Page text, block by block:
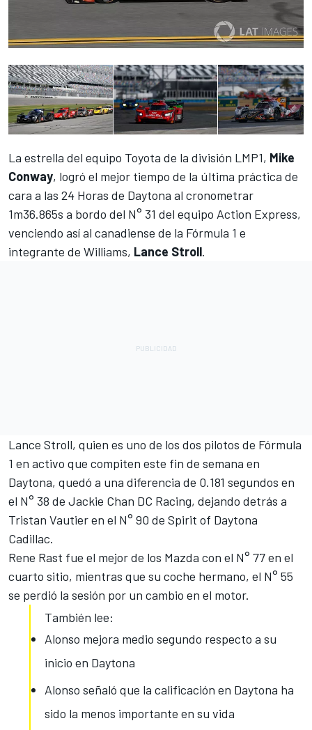
La estrella del equipo Toyota de la división LMP1, Mike
Conway, logró el mejor tiempo de la última práctica de
cara a las 24 Horas de Daytona al cronometrar
1m36.865s a bordo del N° 31 del equipo Action Express,
venciendo así al canadiense de la Fórmula 1 e
integrante de Williams, Lance Stroll.
Lance Stroll, quien es uno de los dos pilotos de Fórmula
1 en activo que compiten este fin de semana en
Daytona, quedó a una diferencia de 0.181 segundos en
el N° 38 de Jackie Chan DC Racing, dejando detrás a
Tristan Vautier en el N° 90 de Spirit of Daytona
Cadillac.
Rene Rast fue el mejor de los Mazda con el N° 77 en el
cuarto sitio, mientras que su coche hermano, el N° 55
se perdió la sesión por un cambio en el motor.
También lee:
Alonso mejora medio segundo respecto a su
inicio en Daytona
Alonso señaló que la calificación en Daytona ha
sido la menos importante en su vida